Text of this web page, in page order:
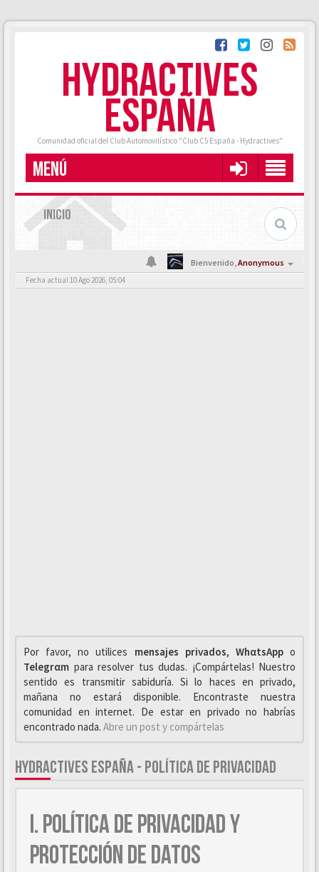
HYDRACTIVES
ESPAÑA
Comunidad oficial del Club Automovilístico "Club C5 España - Hydractives"
MENÚ
INICIO
Bienvenido,Anonymous
Fecha actual 10 Ago 2026, 05:04
Por favor, no utilices mensajes privados, WhαtsAppo
Telegrαm para resolver tus dudas. ¡Compártelas! Nuestro
sentido es transmitir sabiduría. Si lo haces en privado,
mañana no estará disponible. Encontraste nuestra
comunidad en internet. De estar en privado no habrías
encontrado nada. Abre un post y compártelas
HYDRACTIVES ESPAÑA - POLÍTICA DE PRIVACIDAD
I. POLÍTICA DE PRIVACIDAD Y
PROTECCIÓN DE DATOS